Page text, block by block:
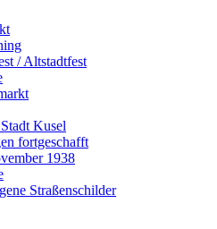
/ Altstadtfest
Kusel
fortgeschafft
1938
Straßenschilder